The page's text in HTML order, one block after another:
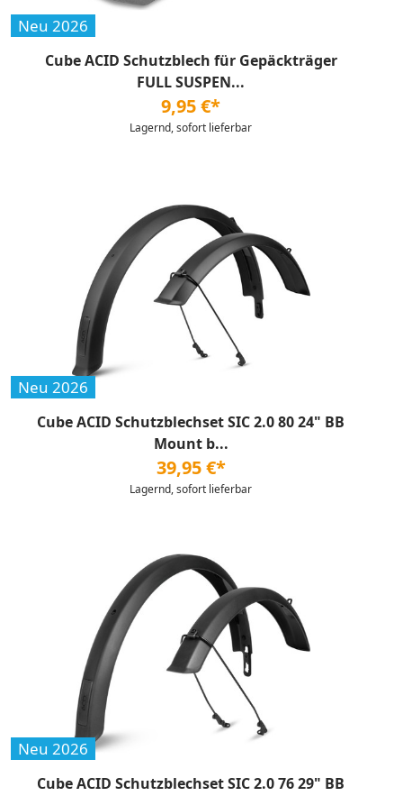
Neu 2026
Cube ACID Schutzblech für Gepäckträger
FULL SUSPEN...
9,95 €*
Lagernd, sofort lieferbar
Neu 2026
Cube ACID Schutzblechset SIC 2.0 80 24" BB
Mount b...
39,95 €*
Lagernd, sofort lieferbar
Neu 2026
Cube ACID Schutzblechset SIC 2.0 76 29" BB